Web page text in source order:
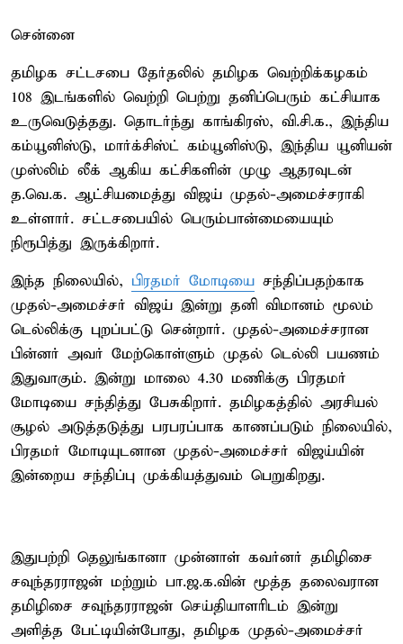
சென்னை
தமிழக சட்டசபை தேர்தலில் தமிழக வெற்றிக்கழகம்
108 இடங்களில் வெற்றி பெற்று தனிப்பெரும் கட்சியாக
உருவெடுத்தது. தொடர்ந்து காங்கிரஸ், வி.சி.க., இந்திய
கம்யூனிஸ்டு, மார்க்சிஸ்ட் கம்யூனிஸ்டு, இந்திய யூனியன்
முஸ்லிம் லீக் ஆகிய கட்சிகளின் முழு ஆதரவுடன்
த.வெ.க. ஆட்சியமைத்து விஜய் முதல்-அமைச்சராகி
உள்ளார். சட்டசபையில் பெரும்பான்மையையும்
நிரூபித்து இருக்கிறார்.
இந்த நிலையில், பிரதமர் மோடியை சந்திப்பதற்காக
முதல்-அமைச்சர் விஜய் இன்று தனி விமானம் மூலம்
டெல்லிக்கு புறப்பட்டு சென்றார். முதல்-அமைச்சரான
பின்னர் அவர் மேற்கொள்ளும் முதல் டெல்லி பயணம்
இதுவாகும். இன்று மாலை 4.30 மணிக்கு பிரதமர்
மோடியை சந்தித்து பேசுகிறார். தமிழகத்தில் அரசியல்
சூழல் அடுத்தடுத்து பரபரப்பாக காணப்படும் நிலையில்,
பிரதமர் மோடியுடனான முதல்-அமைச்சர் விஜய்யின்
இன்றைய சந்திப்பு முக்கியத்துவம் பெறுகிறது.
இதுபற்றி தெலுங்கானா முன்னாள் கவர்னர் தமிழிசை
சவுந்தரராஜன் மற்றும் பா.ஜ.க.வின் மூத்த தலைவரான
தமிழிசை சவுந்தரராஜன் செய்தியாளரிடம் இன்று
அளித்த பேட்டியின்போது, தமிழக முதல்-அமைச்சர்